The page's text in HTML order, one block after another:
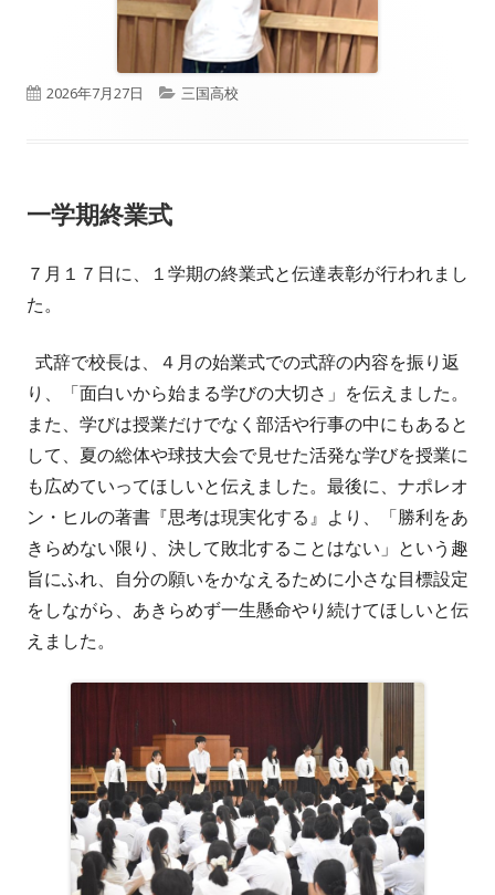
公
2026年7月27日
カ
三国高校
一学期終業式
７月１７日に、１学期の終業式と伝達表彰が行われまし
た。
式辞で校長は、４月の始業式での式辞の内容を振り返
り、「面白いから始まる学びの大切さ」を伝えました。
また、学びは授業だけでなく部活や行事の中にもあると
して、夏の総体や球技大会で見せた活発な学びを授業に
も広めていってほしいと伝えました。最後に、ナポレオ
ン・ヒルの著書『思考は現実化する』より、「勝利をあ
きらめない限り、決して敗北することはない」という趣
旨にふれ、自分の願いをかなえるために小さな目標設定
をしながら、あきらめず一生懸命やり続けてほしいと伝
えました。